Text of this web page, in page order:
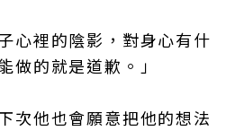
心裡的陰影，對身心有什
做的就是道歉。」
次他也會願意把他的想法